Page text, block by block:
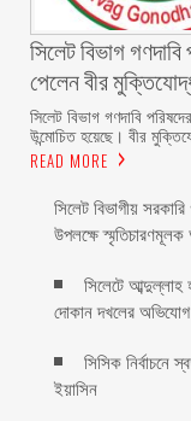
সিলেট বিভাগ
পেলেন বীর
‎সিলেট বিভাগ গণদাবি
উন্মোচিত হয়েছে। বীর
READ MORE
সিলেট বিভাগীয়
উপলক্ষে
সিলেটে আব্দুল্লাহ
দোকান দখলের অভিযোগ
সিসিক নির্বাচনে
ইয়াসিন